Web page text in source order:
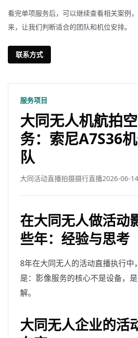
看完单项服务后，可以继续查看相关案例
来，让我们判断适合的团队和机位安排。
联系方式
服务项目
大同无人机航拍
务：索尼A7S36
队
大同活动直播拍摄摄行直播2026-06-14
在大同无人做活动
些年：经验与思考
8年在大同无人的活动直播执行中
是：影像服务的核心不是设备，
解。
大同无人企业的活